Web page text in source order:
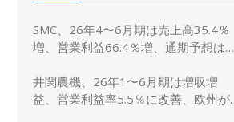
SMC、26年4〜6月期は売上高35.4％
増、営業利益66.4％増、通期予想は据
井関農機、26年1〜6月期は増収増
益、営業利益率5.5％に改善、欧州が